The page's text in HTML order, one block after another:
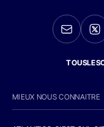
MIEUX NOUS CONNAITRE